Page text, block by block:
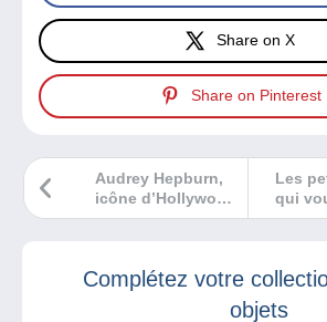
Share on X
Share on Pinterest
Les
qui
Audrey Hepburn,
icône d’Hollywood
et de la philatélie !
Complétez votre
objets